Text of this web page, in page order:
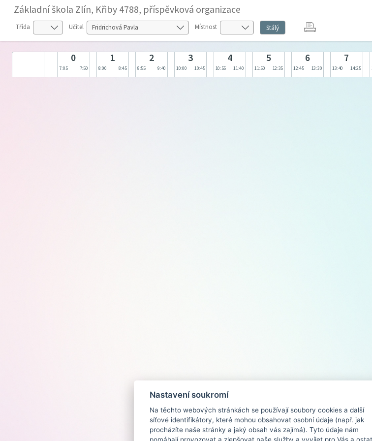
Základní škola Zlín, Křiby 4788, příspěvková organizace
Třída Učitel Místnost Stálý
0
7:05 7:50
1
8:00 8:45
2
8:55 9:40
3
10:00 10:45
4
10:55 11:40
5
11:50 12:35
6
12:45 13:30
7
13:40 14:25
Nastavení soukromí
Na těchto webových stránkách se používají soubory cookies a další
síťové identifikátory, které mohou obsahovat osobní údaje (např. jak
procházíte naše stránky a jaký obsah vás zajímá). Tyto údaje nám